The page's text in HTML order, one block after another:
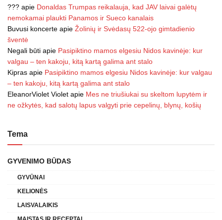
??? apie Donaldas Trumpas reikalauja, kad JAV laivai galėtų
nemokamai plaukti Panamos ir Sueco kanalais
Buvusi koncerte apie Žolinių ir Svėdasų 522-ojo gimtadienio
šventė
Negali būti apie Pasipiktino mamos elgesiu Nidos kavinėje: kur
valgau – ten kakoju, kitą kartą galima ant stalo
Kipras apie Pasipiktino mamos elgesiu Nidos kavinėje: kur valgau
– ten kakoju, kitą kartą galima ant stalo
EleanorViolet Violet apie Mes ne triušiukai su skeltom lupytėm ir
ne ožkytės, kad salotų lapus valgyti prie cepelinų, blynų, košių
Tema
GYVENIMO BŪDAS
GYVŪNAI
KELIONĖS
LAISVALAIKIS